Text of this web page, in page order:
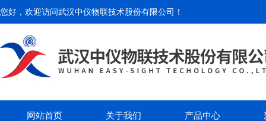
您好，欢迎访问武汉中仪物联技术股份有限公司 ！
网站首页 关于我们 产品中心